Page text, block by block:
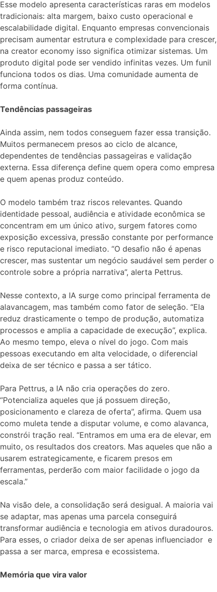
Esse modelo apresenta características raras em modelos
tradicionais: alta margem, baixo custo operacional e
escalabilidade digital. Enquanto empresas convencionais
precisam aumentar estrutura e complexidade para crescer,
na creator economy isso significa otimizar sistemas. Um
produto digital pode ser vendido infinitas vezes. Um funil
funciona todos os dias. Uma comunidade aumenta de
forma contínua.
Tendências passageiras
Ainda assim, nem todos conseguem fazer essa transição.
Muitos permanecem presos ao ciclo de alcance,
dependentes de tendências passageiras e validação
externa. Essa diferença define quem opera como empresa
e quem apenas produz conteúdo.
O modelo também traz riscos relevantes. Quando
identidade pessoal, audiência e atividade econômica se
concentram em um único ativo, surgem fatores como
exposição excessiva, pressão constante por performance
e risco reputacional imediato. “O desafio não é apenas
crescer, mas sustentar um negócio saudável sem perder o
controle sobre a própria narrativa”, alerta Pettrus.
Nesse contexto, a IA surge como principal ferramenta de
alavancagem, mas também como fator de seleção. “Ela
reduz drasticamente o tempo de produção, automatiza
processos e amplia a capacidade de execução”, explica.
Ao mesmo tempo, eleva o nível do jogo. Com mais
pessoas executando em alta velocidade, o diferencial
deixa de ser técnico e passa a ser tático.
Para Pettrus, a IA não cria operações do zero.
“Potencializa aqueles que já possuem direção,
posicionamento e clareza de oferta”, afirma. Quem usa
como muleta tende a disputar volume, e como alavanca,
constrói tração real. “Entramos em uma era de elevar, em
muito, os resultados dos creators. Mas aqueles que não a
usarem estrategicamente, e ficarem presos em
ferramentas, perderão com maior facilidade o jogo da
escala.”
Na visão dele, a consolidação será desigual. A maioria vai
se adaptar, mas apenas uma parcela conseguirá
transformar audiência e tecnologia em ativos duradouros.
Para esses, o criador deixa de ser apenas influenciador e
passa a ser marca, empresa e ecossistema.
Memória que vira valor